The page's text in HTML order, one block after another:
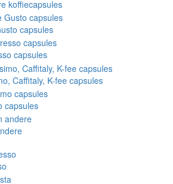
capsules
capsules
Caffitaly, K-fee capsules
capsules